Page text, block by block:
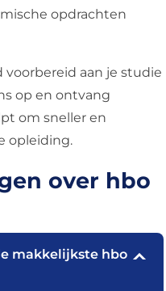
opdrachten
aan je studie
op en ontvang
om sneller en
opleiding.
over hbo
makkelijkste hbo